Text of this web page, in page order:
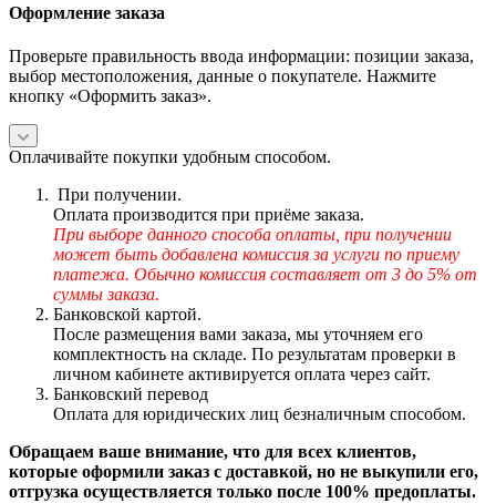
Оформление заказа
Проверьте правильность ввода информации: позиции заказа,
выбор местоположения, данные о покупателе. Нажмите
кнопку «Оформить заказ».
Оплачивайте покупки удобным способом.
При получении.
Оплата производится при приёме заказа.
При выборе данного способа оплаты, при получении
может быть добавлена комиссия за услуги по приему
платежа. Обычно комиссия составляет от 3 до 5% от
суммы заказа.
Банковской картой.
После размещения вами заказа, мы уточняем его
комплектность на складе. По результатам проверки в
личном кабинете активируется оплата через сайт.
Банковский перевод
Оплата для юридических лиц безналичным способом.
Обращаем ваше внимание, что для всех клиентов,
которые оформили заказ с доставкой, но не выкупили его,
отгрузка осуществляется только после 100% предоплаты.